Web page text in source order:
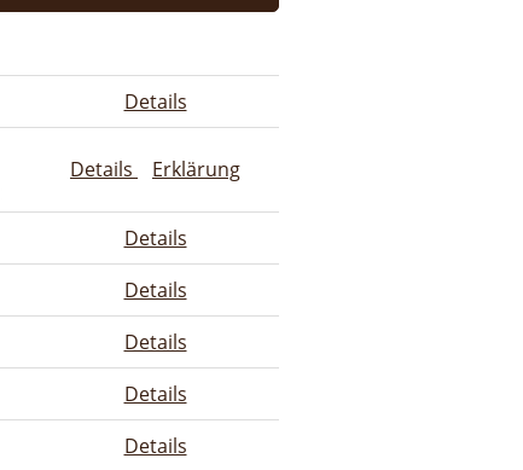
Details
Details Erklärung
Details
Details
Details
Details
Details